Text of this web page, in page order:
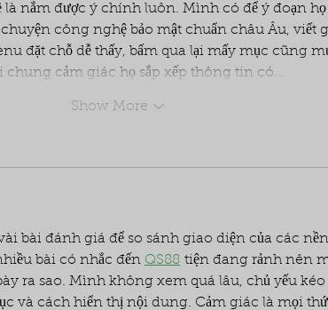
là nắm được ý chính luôn. Mình có để ý đoạn
công nghệ bảo mật chuẩn châu Âu, viết
đặt chỗ dễ thấy, bấm qua lại mấy mục cũng
cảm giác họ sắp xếp thông tin có…
Show More
bài đánh giá để so sánh giao diện của các
bài có nhắc đến QS88 tiện đang rảnh nên
ra sao. Mình không xem quá lâu, chủ yếu kéo
và cách hiển thị nội dung. Cảm giác là mọi